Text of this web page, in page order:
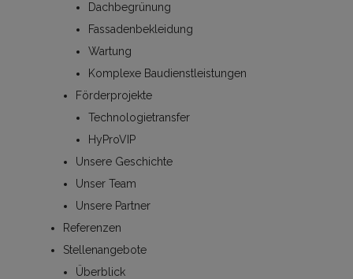
Dachbegrünung
Fassadenbekleidung
Wartung
Komplexe Baudienstleistungen
Förderprojekte
Technologietransfer
HyProVIP
Unsere Geschichte
Unser Team
Unsere Partner
Referenzen
Stellenangebote
Überblick